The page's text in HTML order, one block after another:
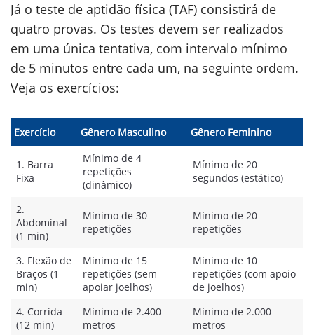
Já o teste de aptidão física (TAF) consistirá de
quatro provas. Os testes devem ser realizados
em uma única tentativa, com intervalo mínimo
de 5 minutos entre cada um, na seguinte ordem.
Veja os exercícios:
Exercício Gênero Masculino Gênero Feminino
1. Barra
Fixa
Mínimo de 4
repetições
(dinâmico)
Mínimo de 20
segundos (estático)
2.
Abdominal
(1 min)
Mínimo de 30
repetições
Mínimo de 20
repetições
3. Flexão de
Braços (1
min)
Mínimo de 15
repetições (sem
apoiar joelhos)
Mínimo de 10
repetições (com apoio
de joelhos)
4. Corrida
(12 min)
Mínimo de 2.400
metros
Mínimo de 2.000
metros